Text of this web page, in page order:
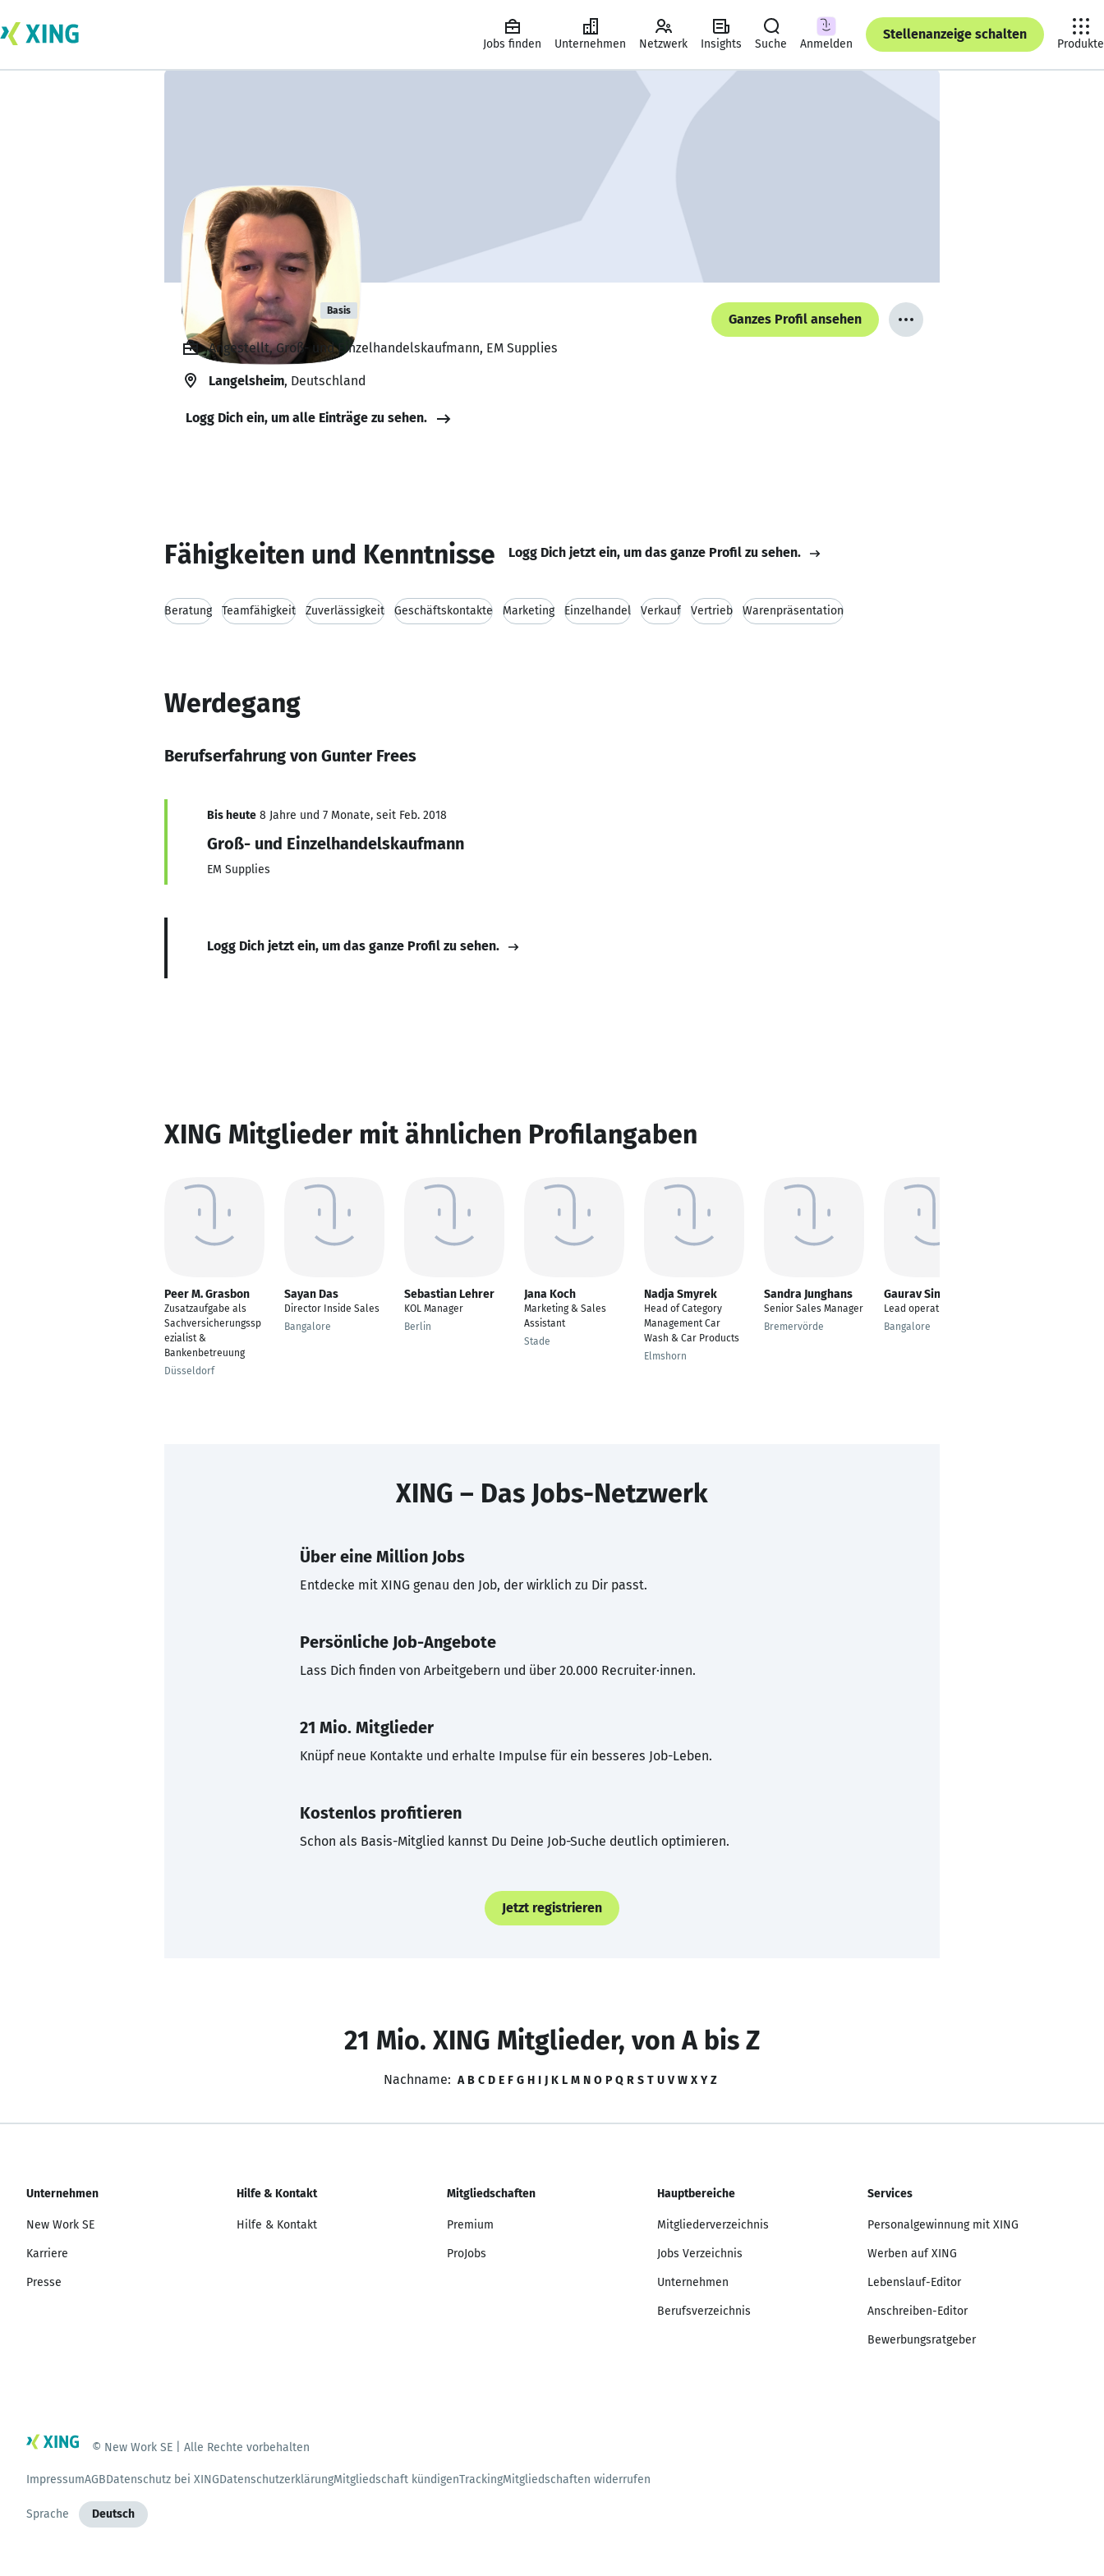
Jobs finden Unternehmen Netzwerk Insights Suche Anmelden
Stellenanzeige schalten
Produkte
Gunter Frees Basis
Ganzes Profil ansehen
Angestellt, Groß- und Einzelhandelskaufmann, EM Supplies
Langelsheim, Deutschland
Logg Dich ein, um alle Einträge zu sehen.
Fähigkeiten und Kenntnisse Logg Dich jetzt ein, um das ganze Profil zu sehen.
Beratung Teamfähigkeit Zuverlässigkeit Geschäftskontakte Marketing Einzelhandel Verkauf Vertrieb Warenpräsentation
Werdegang
Berufserfahrung von Gunter Frees
Bis heute 8 Jahre und 7 Monate, seit Feb. 2018
Groß- und Einzelhandelskaufmann
EM Supplies
Logg Dich jetzt ein, um das ganze Profil zu sehen.
XING Mitglieder mit ähnlichen Profilangaben
Peer M. Grasbon
Zusatzaufgabe als
Sachversicherungssp
ezialist &
Bankenbetreuung
Düsseldorf
Sayan Das
Director Inside Sales
Bangalore
Sebastian Lehrer
KOL Manager
Berlin
Jana Koch
Marketing & Sales
Assistant
Stade
Nadja Smyrek
Head of Category
Management Car
Wash & Car Products
Elmshorn
Sandra Junghans
Senior Sales Manager
Bremervörde
Gaurav Singhal
Lead operations
Bangalore
XING – Das Jobs-Netzwerk
Über eine Million Jobs
Entdecke mit XING genau den Job, der wirklich zu Dir passt.
Persönliche Job-Angebote
Lass Dich finden von Arbeitgebern und über 20.000 Recruiter·innen.
21 Mio. Mitglieder
Knüpf neue Kontakte und erhalte Impulse für ein besseres Job-Leben.
Kostenlos profitieren
Schon als Basis-Mitglied kannst Du Deine Job-Suche deutlich optimieren.
Jetzt registrieren
21 Mio. XING Mitglieder, von A bis Z
Nachname: A B C D E F G H I J K L M N O P Q R S T U V W X Y Z
Unternehmen
New Work SE
Karriere
Presse
Hilfe & Kontakt
Hilfe & Kontakt
Mitgliedschaften
Premium
ProJobs
Hauptbereiche
Mitgliederverzeichnis
Jobs Verzeichnis
Unternehmen
Berufsverzeichnis
Services
Personalgewinnung mit XING
Werben auf XING
Lebenslauf-Editor
Anschreiben-Editor
Bewerbungsratgeber
© New Work SE | Alle Rechte vorbehalten
ImpressumAGBDatenschutz bei XINGDatenschutzerklärungMitgliedschaft kündigenTrackingMitgliedschaften widerrufen
Sprache Deutsch